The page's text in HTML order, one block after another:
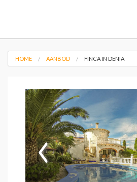
HOME AANBOD FINCA IN DENIA